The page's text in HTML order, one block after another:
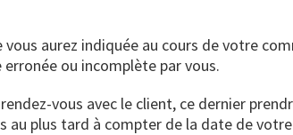
aurez indiquée au cours de votre
ou incomplète par vous.
vous avec le client, ce dernier
au plus tard à compter de la date de